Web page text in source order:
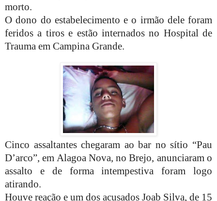
morto.
O dono do estabelecimento e o irmão dele foram
feridos a tiros e estão internados no Hospital de
Trauma em Campina Grande.
Cinco assaltantes chegaram ao bar no sítio “Pau
D’arco”, em Alagoa Nova, no Brejo, anunciaram o
assalto e de forma intempestiva foram logo
atirando.
Houve reação e um dos acusados Joab Silva, de 15